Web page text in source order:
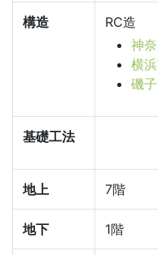
構造
RC造
神
横
磯
基礎工法
地上 7階
地下 1階